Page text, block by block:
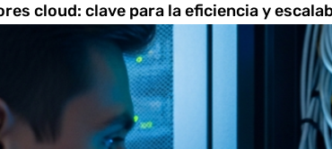
cloud: clave para la eficiencia y